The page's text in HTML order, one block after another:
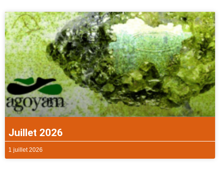
Juillet 2026
1 juillet 2026